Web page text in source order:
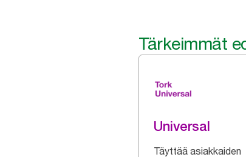
Tärkeimmät
Universal
Täyttää asiakkaiden